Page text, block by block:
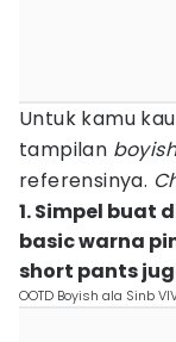
Untuk kamu
tampilan
referensinya.
1. Simpel buat
basic warna
short pants
OOTD Boyish ala Sinb